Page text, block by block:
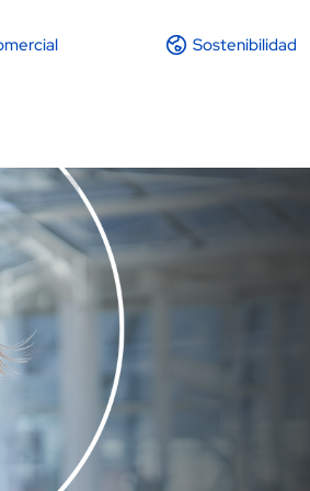
Sostenibilidad